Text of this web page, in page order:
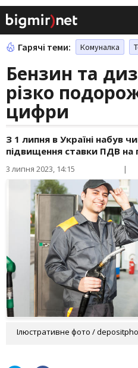
Гарячі теми: Комуналка
Бензин та
різко
цифри
З 1 липня в Україні набув
підвищення ставки ПДВ на
3 липня 2023, 14:15 |
Ілюстративне фото /